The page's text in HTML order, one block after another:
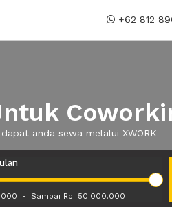
+62 812
anda sewa melalui XWORK
- Sampai Rp. 50.000.000